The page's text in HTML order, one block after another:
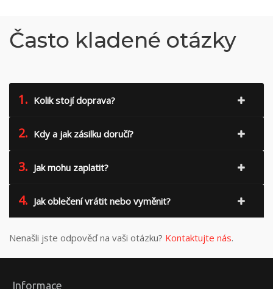
Často kladené otázky
1. Kolik stojí doprava?
2. Kdy a jak zásilku doručí?
3. Jak mohu zaplatit?
4. Jak oblečení vrátit nebo vyměnit?
Nenašli jste odpověď na vaši otázku? Kontaktujte nás.
Informace